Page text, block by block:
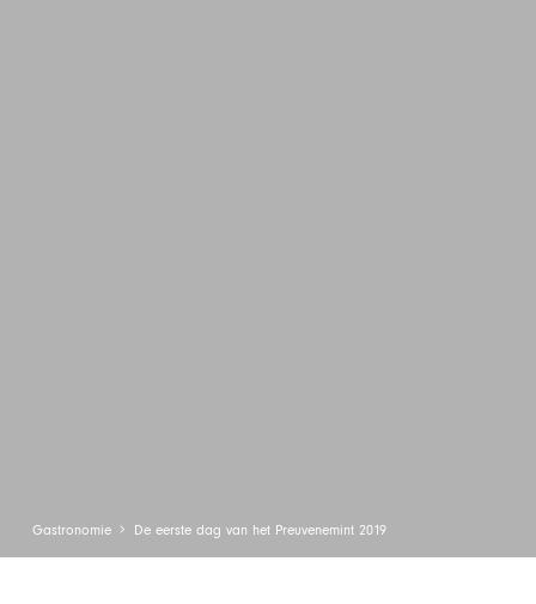
Gastronomie De eerste dag van het Preuvenemint 2019